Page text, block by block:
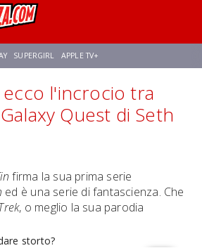
SUPERGIRL APPLE TV+
STAR TREK AVENGERS: DOOMSDAY
l'incrocio tra
Quest di Seth
firma la sua prima serie
ed è una serie di fantascienza. Che
, o meglio la sua parodia